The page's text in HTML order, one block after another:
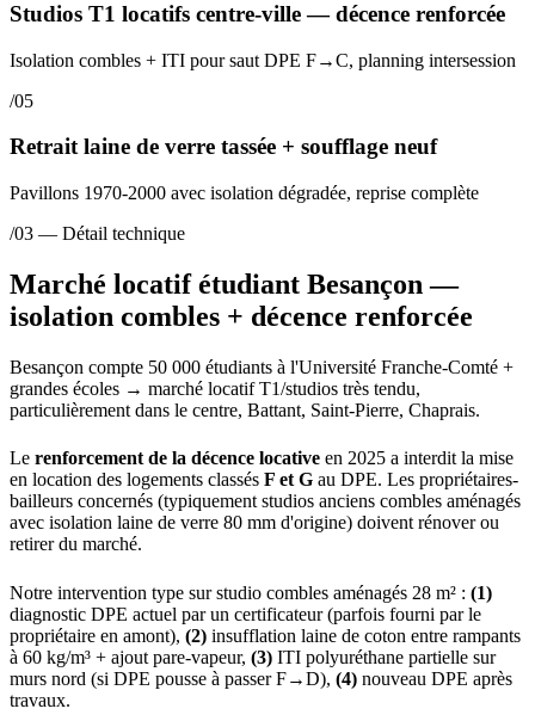
Studios T1 locatifs centre-ville — décence renforcée
Isolation combles + ITI pour saut DPE F→C, planning intersession
/05
Retrait laine de verre tassée + soufflage neuf
Pavillons 1970-2000 avec isolation dégradée, reprise complète
/03 — Détail technique
Marché locatif étudiant Besançon —
isolation combles + décence renforcée
Besançon compte 50 000 étudiants à l'Université Franche-Comté +
grandes écoles → marché locatif T1/studios très tendu,
particulièrement dans le centre, Battant, Saint-Pierre, Chaprais.
Le renforcement de la décence locative en 2025 a interdit la mise
en location des logements classés F et G au DPE. Les propriétaires-
bailleurs concernés (typiquement studios anciens combles aménagés
avec isolation laine de verre 80 mm d'origine) doivent rénover ou
retirer du marché.
Notre intervention type sur studio combles aménagés 28 m² : (1)
diagnostic DPE actuel par un certificateur (parfois fourni par le
propriétaire en amont), (2) insufflation laine de coton entre rampants
à 60 kg/m³ + ajout pare-vapeur, (3) ITI polyuréthane partielle sur
murs nord (si DPE pousse à passer F→D), (4) nouveau DPE après
travaux.